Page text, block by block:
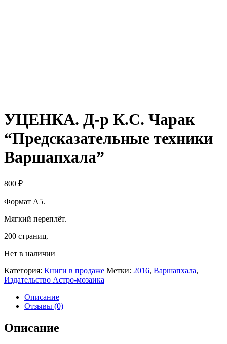
УЦЕНКА. Д-р К.С. Чарак
“Предсказательные техники
Варшапхала”
800 ₽
Формат А5.
Мягкий переплёт.
200 страниц.
Нет в наличии
Категория: Книги в продаже Метки: 2016, Варшапхала,
Издательство Астро-мозаика
Описание
Отзывы (0)
Описание